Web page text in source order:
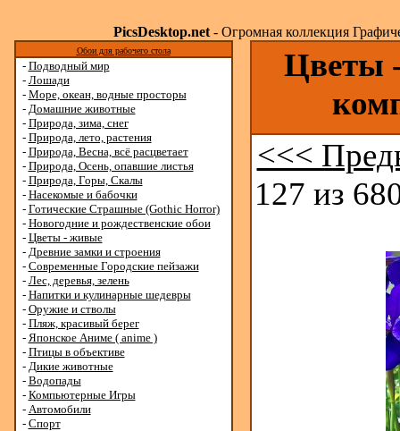
PicsDesktop.net- Огромная коллекция
Обои для рабочего стола
- Подводный мир
- Лошади
- Море, океан, водные просторы
- Домашние животные
- Природа, зима, снег
- Природа, лето, растения
- Природа, Весна, всё расцветает
- Природа, Осень, опавшие листья
- Природа, Горы, Скалы
- Насекомые и бабочки
- Готические Страшные (Gothic Horror)
- Новогодние и рождественские обои
- Цветы - живые
- Древние замки и строения
- Современные Городские пейзажи
- Лес, деревья, зелень
- Напитки и кулинарные шедевры
- Оружие и стволы
- Пляж, красивый берег
- Японское Аниме ( anime )
- Птицы в объективе
- Дикие животные
- Водопады
- Компьютерные Игры
- Автомобили
- Спорт
Цветы -
<<<
127 из